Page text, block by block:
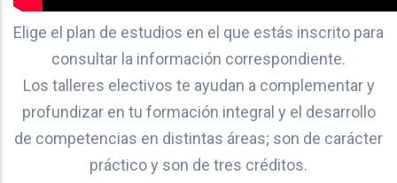
Elige el plan de estudios en el que estás inscrito para
consultar la información correspondiente.
Los talleres electivos te ayudan a complementar y
profundizar en tu formación integral y el desarrollo
de competencias en distintas áreas; son de carácter
práctico y son de tres créditos.